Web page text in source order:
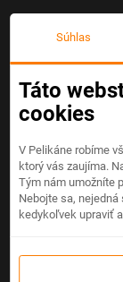
Súhlas
Táto
cookies
V Pelikáne robíme
ktorý vás zaujíma.
Tým nám umožníte
Nebojte sa, nejedná
kedykoľvek upraviť